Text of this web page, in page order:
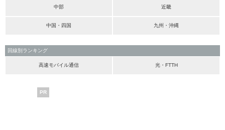
中部 近畿
中国・四国 九州・沖縄
回線別ランキング
高速モバイル通信 光・FTTH
PR